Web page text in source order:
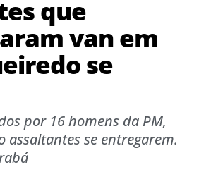
que
van em
se
por 16 homens da PM,
assaltantes se entregarem.